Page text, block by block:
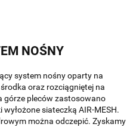
NOŚNY
system nośny oparty na
oraz rozciągniętej na
górze pleców zastosowano
siateczką AIR-MESH.
można odczepić. Zyskamy